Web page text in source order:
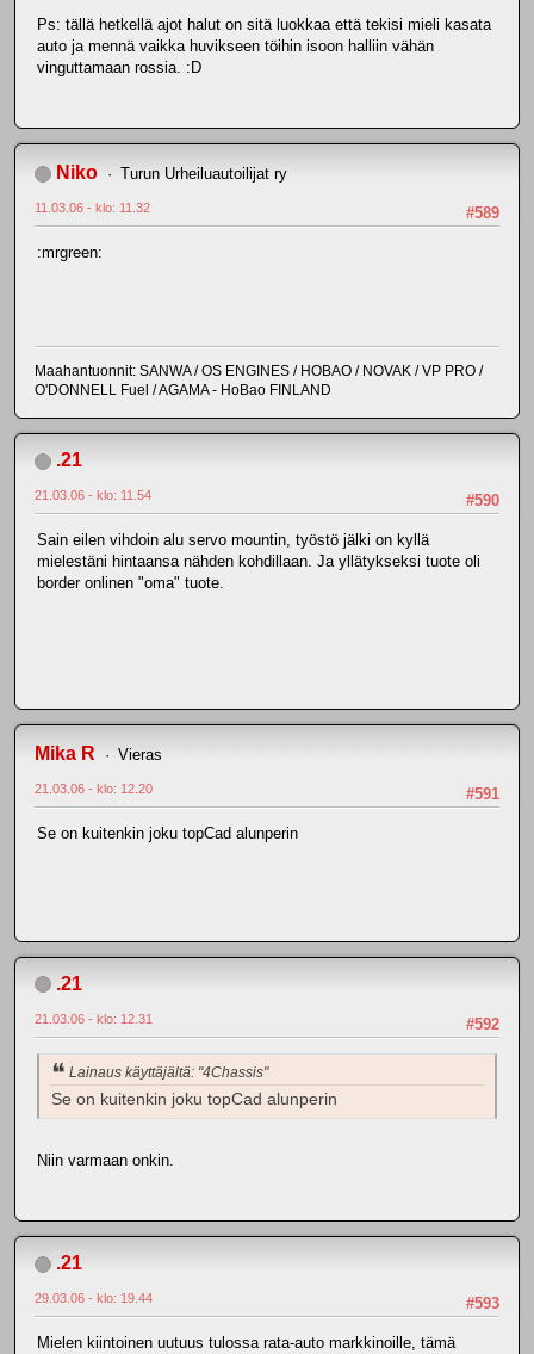
Ps: tällä hetkellä ajot halut on sitä luokkaa että tekisi mieli kasata
auto ja mennä vaikka huvikseen töihin isoon halliin vähän
vinguttamaan rossia. :D
Niko Turun Urheiluautoilijat ry
#589
11.03.06 - klo: 11.32
:mrgreen:
Maahantuonnit: SANWA / OS ENGINES / HOBAO / NOVAK / VP PRO /
O'DONNELL Fuel / AGAMA - HoBao FINLAND
.21
#590
21.03.06 - klo: 11.54
Sain eilen vihdoin alu servo mountin, työstö jälki on kyllä
mielestäni hintaansa nähden kohdillaan. Ja yllätykseksi tuote oli
border onlinen "oma" tuote.
Mika R Vieras
#591
21.03.06 - klo: 12.20
Se on kuitenkin joku topCad alunperin
.21
#592
21.03.06 - klo: 12.31
Lainaus käyttäjältä: "4Chassis"
Se on kuitenkin joku topCad alunperin
Niin varmaan onkin.
.21
#593
29.03.06 - klo: 19.44
Mielen kiintoinen uutuus tulossa rata-auto markkinoille, tämä